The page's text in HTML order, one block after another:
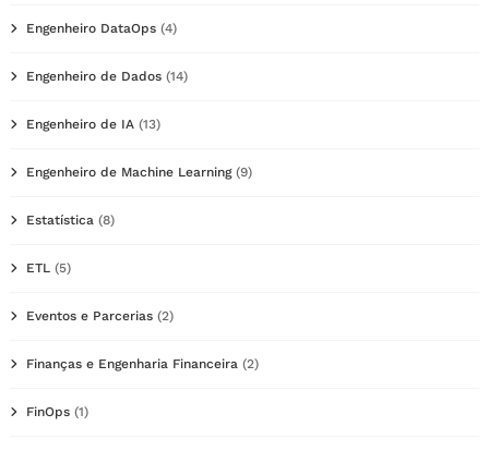
Engenheiro DataOps (4)
Engenheiro de Dados (14)
Engenheiro de IA (13)
Engenheiro de Machine Learning(9)
Estatística (8)
ETL (5)
Eventos e Parcerias (2)
Finanças e Engenharia Financeira (2)
FinOps (1)